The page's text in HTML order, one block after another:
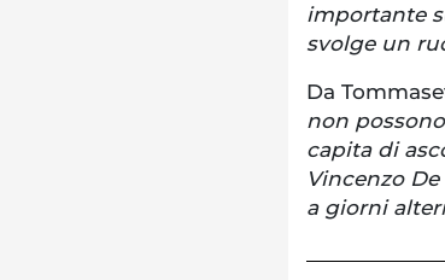
importante
svolge un
Da
non
capita di
Vincenzo
a giorni